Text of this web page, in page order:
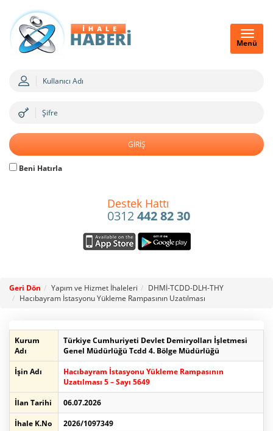
Menü
Beni Hatırla
Destek Hattı
0312442 82 30
Geri Dön Yapım ve Hizmet İhaleleri
DHMİ-TCDD-DLH-THY
Hacıbayram İstasyonu Yükleme Rampasının Uzatılması
Kurum
Adı
Türkiye Cumhuriyeti Devlet Demiryolları İşletmesi
Genel Müdürlüğü Tcdd 4. Bölge Müdürlüğü
İşin Adı
Hacıbayram İstasyonu Yükleme Rampasının
Uzatılması 5 – Sayı 5649
İlan Tarihi
06.07.2026
İhale K.No
2026/1097349